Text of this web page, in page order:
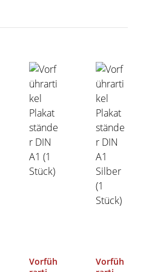
Vorfüh
Vorfüh